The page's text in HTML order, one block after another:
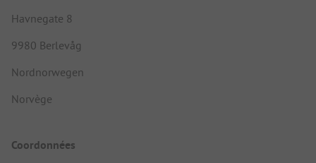
Havnegate 8
9980 Berlevåg
Nordnorwegen
Norvège
Coordonnées